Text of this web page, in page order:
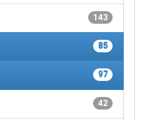
143
85
97
42